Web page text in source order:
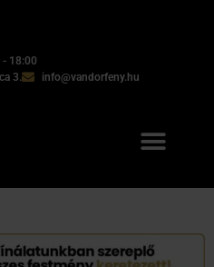
- 18:00
3.
info@vandorfeny.hu